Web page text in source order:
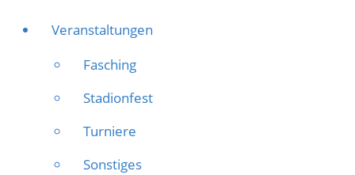
Veranstaltungen
Fasching
Stadionfest
Turniere
Sonstiges